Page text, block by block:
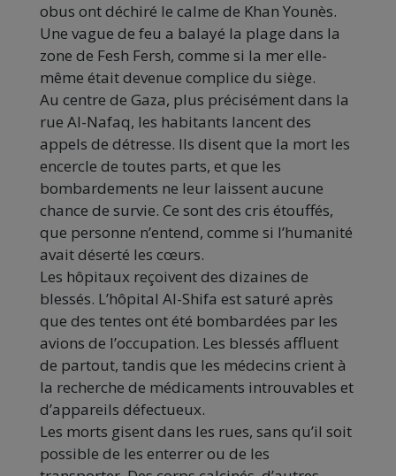
obus ont déchiré le calme de Khan Younès.
Une vague de feu a balayé la plage dans la
zone de Fesh Fersh, comme si la mer elle-
même était devenue complice du siège.
Au centre de Gaza, plus précisément dans la
rue Al-Nafaq, les habitants lancent des
appels de détresse. Ils disent que la mort les
encercle de toutes parts, et que les
bombardements ne leur laissent aucune
chance de survie. Ce sont des cris étouffés,
que personne n’entend, comme si l’humanité
avait déserté les cœurs.
Les hôpitaux reçoivent des dizaines de
blessés. L’hôpital Al-Shifa est saturé après
que des tentes ont été bombardées par les
avions de l’occupation. Les blessés affluent
de partout, tandis que les médecins crient à
la recherche de médicaments introuvables et
d’appareils défectueux.
Les morts gisent dans les rues, sans qu’il soit
possible de les enterrer ou de les